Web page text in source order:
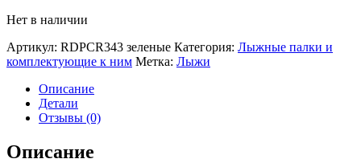
Нет в наличии
Артикул: RDPCR343 зеленые Категория: Лыжные палки и
комплектующие к ним Метка: Лыжи
Описание
Детали
Отзывы (0)
Описание